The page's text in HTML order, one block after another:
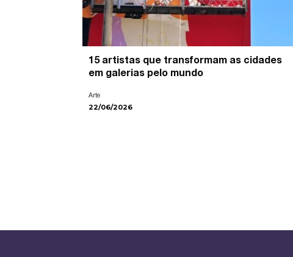
15 artistas que transformam as cidades
em galerias pelo mundo
Arte
22/06/2026